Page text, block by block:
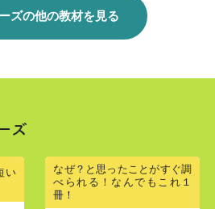
ズの他の教材を見る
ズ
い
なぜ？と思ったことがすぐ調
べられる！なんでもこれ１
冊！